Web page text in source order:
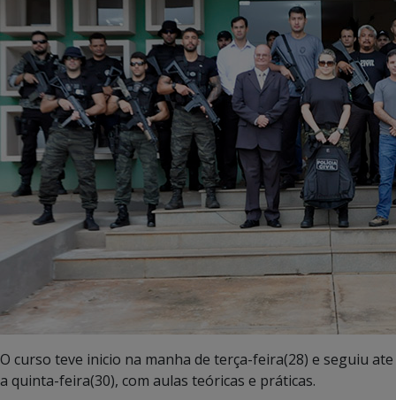
O curso teve inicio na manha de terça-feira(28) e seguiu ate
a quinta-feira(30), com aulas teóricas e práticas.